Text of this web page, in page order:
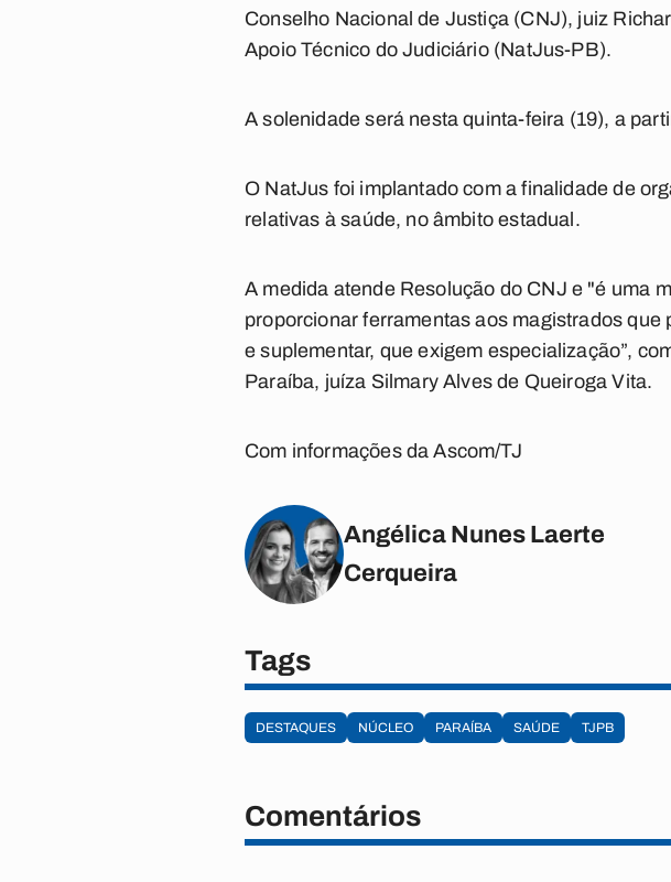
Conselho Nacional de Justiça (CNJ), juiz
Apoio Técnico do Judiciário (NatJus-PB).
A solenidade será nesta quinta-feira (19), a
O NatJus foi implantado com a finalidade de
relativas à saúde, no âmbito estadual.
A medida atende Resolução do CNJ e "é uma
proporcionar ferramentas aos magistrados
e suplementar, que exigem especialização”,
Paraíba, juíza Silmary Alves de Queiroga Vita.
Com informações da Ascom/TJ
Angélica Nunes Laerte
Cerqueira
Tags
DESTAQUES NÚCLEO PARAÍBA SAÚDE TJPB
Comentários